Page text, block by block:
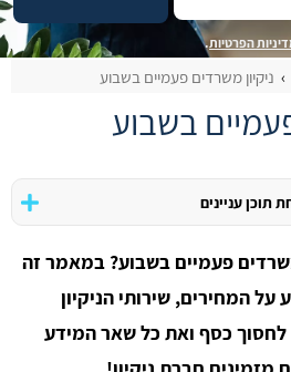
הפרטיות.
ניקיון משרדים פעמיים בשבוע
בשבוע
תוכן עניינים
פעמיים בשבוע? במאמר זה
המחירים, שירותי הניקיון
לחסוך כסף ואת כל שאר המידע